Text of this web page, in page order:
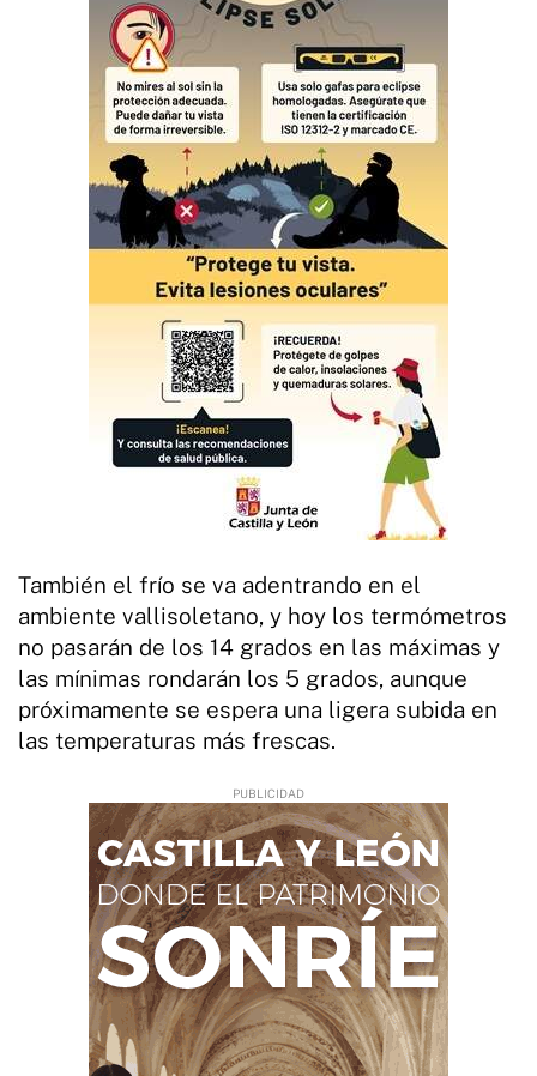
También el frío se va adentrando en el
ambiente vallisoletano, y hoy los termómetros
no pasarán de los 14 grados en las máximas y
las mínimas rondarán los 5 grados, aunque
próximamente se espera una ligera subida en
las temperaturas más frescas.